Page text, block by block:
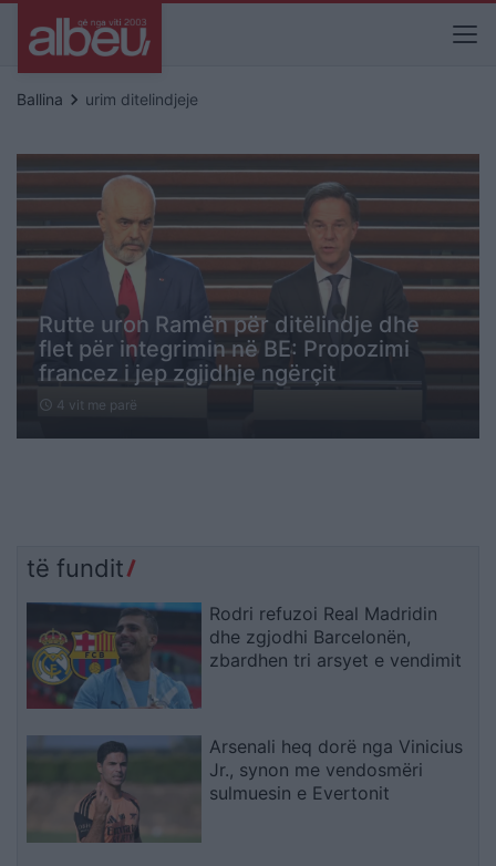
Ballina keyboard_arrow_right urim ditelindjeje
Rutte uron Ramën për ditëlindje dhe
flet për integrimin në BE: Propozimi
francez i jep zgjidhje ngërçit
schedule 4 vit me parë
të fundit
Rodri refuzoi Real Madridin
dhe zgjodhi Barcelonën,
zbardhen tri arsyet e vendimit
Arsenali heq dorë nga Vinicius
Jr., synon me vendosmëri
sulmuesin e Evertonit